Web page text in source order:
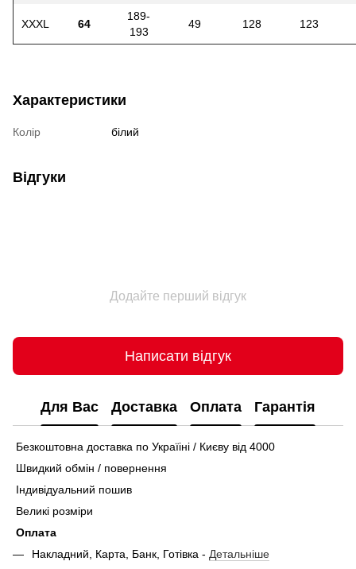
XXXL 64
189-
193
49 128 123
Характеристики
Колір білий
Відгуки
Додайте перший відгук
Написати відгук
Для Вас Доставка Оплата Гарантія
Безкоштовна доставка по Україіні / Києву від 4000
Швидкий обмін / повернення
Індивідуальний пошив
Великі розміри
Оплата
Накладний, Карта, Банк, Готівка - Детальніше